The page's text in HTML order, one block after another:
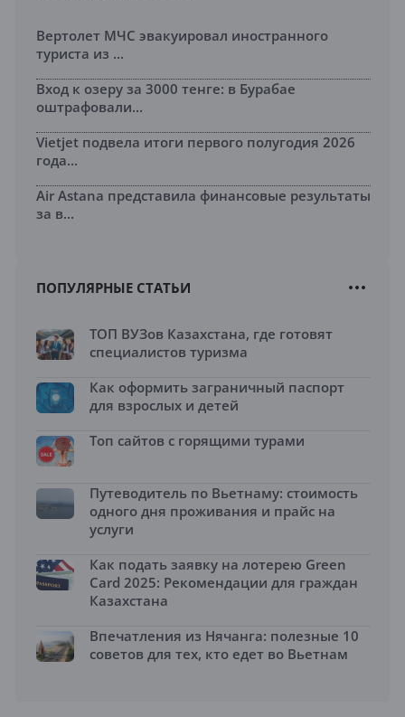
Вертолет МЧС эвакуировал иностранного
туриста из ...
Вход к озеру за 3000 тенге: в Бурабае
оштрафовали...
Vietjet подвела итоги первого полугодия 2026
года...
Air Astana представила финансовые результаты
за в...
ПОПУЛЯРНЫЕ СТАТЬИ
ТОП ВУЗов Казахстана, где готовят
специалистов туризма
Как оформить заграничный паспорт
для взрослых и детей
Топ сайтов с горящими турами
Путеводитель по Вьетнаму: стоимость
одного дня проживания и прайс на
услуги
Как подать заявку на лотерею Green
Card 2025: Рекомендации для граждан
Казахстана
Впечатления из Нячанга: полезные 10
советов для тех, кто едет во Вьетнам